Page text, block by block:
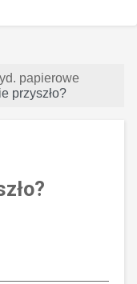
papierowe
przyszło?